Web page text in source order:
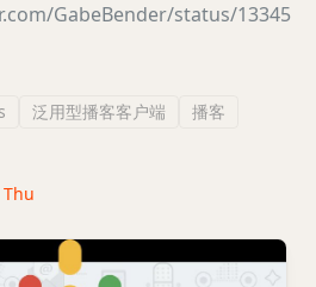
GabeBender/status/13345
泛用型播客客户端
播客
Thu